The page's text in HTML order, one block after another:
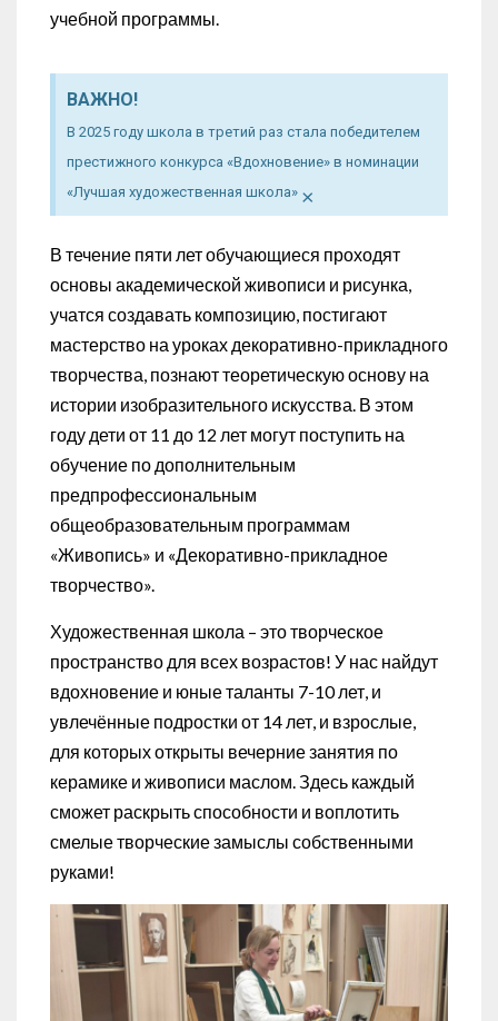
учебной программы.
ВАЖНО!
В 2025 году школа в третий раз стала победителем
престижного конкурса «Вдохновение» в номинации
«Лучшая художественная школа» ×
В течение пяти лет обучающиеся проходят
основы академической живописи и рисунка,
учатся создавать композицию, постигают
мастерство на уроках декоративно-прикладного
творчества, познают теоретическую основу на
истории изобразительного искусства. В этом
году дети от 11 до 12 лет могут поступить на
обучение по дополнительным
предпрофессиональным
общеобразовательным программам
«Живопись» и «Декоративно-прикладное
творчество».
Художественная школа – это творческое
пространство для всех возрастов! У нас найдут
вдохновение и юные таланты 7-10 лет, и
увлечённые подростки от 14 лет, и взрослые,
для которых открыты вечерние занятия по
керамике и живописи маслом. Здесь каждый
сможет раскрыть способности и воплотить
смелые творческие замыслы собственными
руками!